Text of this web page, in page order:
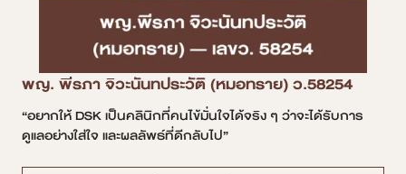
พญ. พีรภา จิวะนันทประวัติ (หมอทราย) ว.58254
“อยากให้ DSK เป็นคลินิกที่คนไข้มั่นใจได้จริง ๆ ว่าจะได้รับการ
ดูแลอย่างใส่ใจ และผลลัพธ์ที่ดีกลับไป”